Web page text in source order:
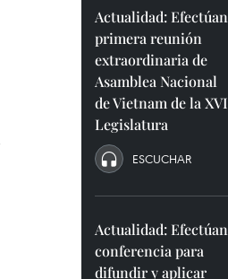
Actualidad: Efectúan
primera reunión
extraordinaria de
Asamblea Nacional
de Vietnam de la XVI
Legislatura
ESCUCHAR
Actualidad: Efectúan
conferencia para
difundir y aplicar